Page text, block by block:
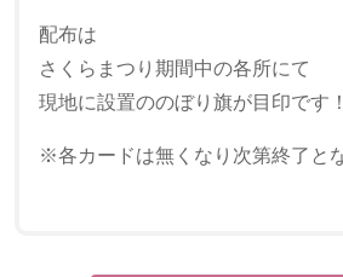
配布は
さくらまつり期間中の各所にて
現地に設置ののぼり旗が目印です
※各カードは無くなり次第終了と